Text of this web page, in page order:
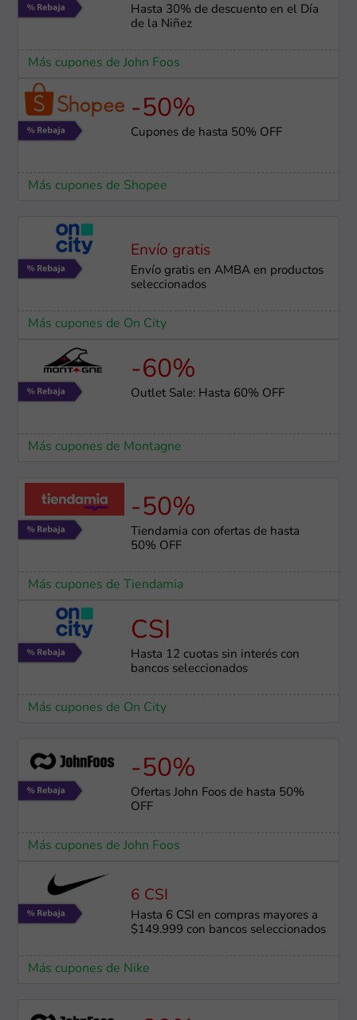
Hasta 30% de descuento en el Día
de la Niñez
Más cupones de John Foos
-50%
Cupones de hasta 50% OFF
Más cupones de Shopee
Envío gratis
Envío gratis en AMBA en productos
seleccionados
Más cupones de On City
-60%
Outlet Sale: Hasta 60% OFF
Más cupones de Montagne
-50%
Tiendamia con ofertas de hasta
50% OFF
Más cupones de Tiendamia
CSI
Hasta 12 cuotas sin interés con
bancos seleccionados
Más cupones de On City
-50%
Ofertas John Foos de hasta 50%
OFF
Más cupones de John Foos
6 CSI
Hasta 6 CSI en compras mayores a
$149.999 con bancos seleccionados
Más cupones de Nike